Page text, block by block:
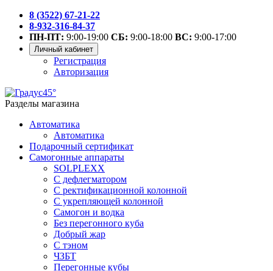
8 (3522) 67-21-22
8-932-316-84-37
ПН-ПТ: 9:00-19:00 СБ: 9:00-18:00 ВС: 9:00-17:00
Личный кабинет
Регистрация
Авторизация
Разделы магазина
Автоматика
Автоматика
Подарочный сертификат
Самогонные аппараты
SOLPLEXX
С дефлегматором
С ректификационной колонной
С укрепляющей колонной
Самогон и водка
Без перегонного куба
Добрый жар
С тэном
ЧЗБТ
Перегонные кубы